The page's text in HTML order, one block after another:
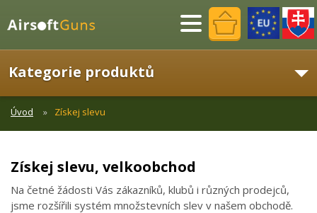
Menu
Kategorie produktů
Úvod Získej slevu
Získej slevu, velkoobchod
Na četné žádosti Vás zákazníků, klubů i různých prodejců,
jsme rozšířili systém množstevních slev v našem obchodě.